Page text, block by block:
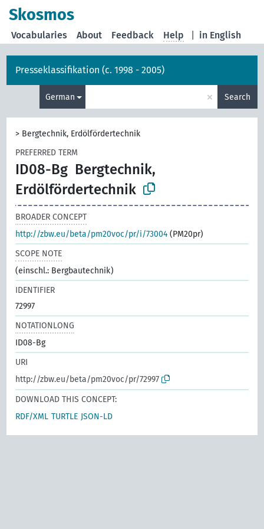
Skosmos
in English
Vocabularies About Feedback Help
Presseklassifikation (c. 1998 - 2005)
German × Search
> Bergtechnik, Erdölfördertechnik
PREFERRED TERM
ID08-Bg Bergtechnik,
Erdölfördertechnik
BROADER CONCEPT
http://zbw.eu/beta/pm20voc/pr/i/73004 (PM20pr)
SCOPE NOTE
(einschl.: Bergbautechnik)
IDENTIFIER
72997
NOTATIONLONG
ID08-Bg
URI
http://zbw.eu/beta/pm20voc/pr/72997
DOWNLOAD THIS CONCEPT:
RDF/XML TURTLE JSON-LD